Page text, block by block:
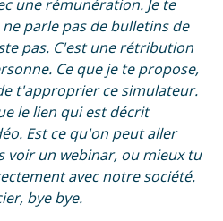
une rémunération. Je te
parle pas de bulletins de
pas. C'est une rétribution
Ce que je te propose,
t'approprier ce simulateur.
le lien qui est décrit
Est ce qu'on peut aller
voir un webinar, ou mieux tu
avec notre société.
bye bye.